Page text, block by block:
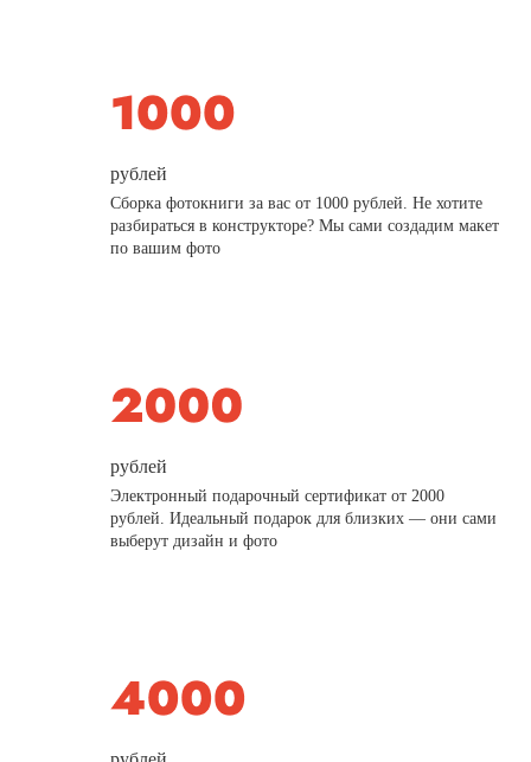
рублей
Сборка фотокниги за вас от 1000 рублей. Не хотите
разбираться в конструкторе? Мы сами создадим макет
по вашим фото
рублей
Электронный подарочный сертификат от 2000
рублей. Идеальный подарок для близких — они сами
выберут дизайн и фото